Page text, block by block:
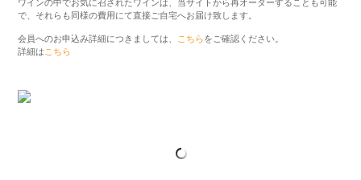
ワインの中でお気に召されたワインは、当サイトから再オーダーすることも可能
で、それらも同様の費用にて直接ご自宅へお届け致します。
会員へのお申込み詳細につきましては、 こちらをご確認ください。
詳細は こちら